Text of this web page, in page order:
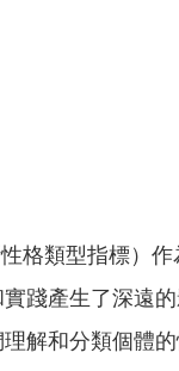
格類型指標）
踐產生了深遠
解和分類個體